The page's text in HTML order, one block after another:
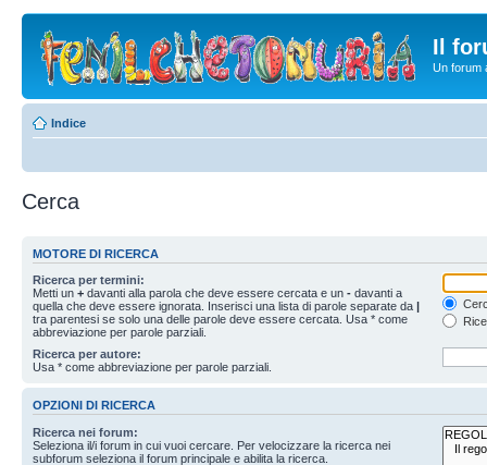
Il
Un forum
Indice
Cerca
MOTORE DI RICERCA
Ricerca per termini:
Metti un + davanti alla parola che deve essere cercata e un - davanti a
quella che deve essere ignorata. Inserisci una lista di parole separate da |
tra parentesi se solo una delle parole deve essere cercata. Usa * come
abbreviazione per parole parziali.
Ricerca per autore:
Usa * come abbreviazione per parole parziali.
OPZIONI DI RICERCA
Ricerca nei forum:
Seleziona il/i forum in cui vuoi cercare. Per velocizzare la ricerca nei
subforum seleziona il forum principale e abilita la ricerca.